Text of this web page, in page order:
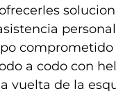
a codo con
vuelta de la